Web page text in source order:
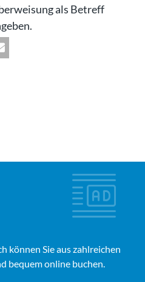
als Betreff
können Sie aus zahlreichen
bequem online buchen.